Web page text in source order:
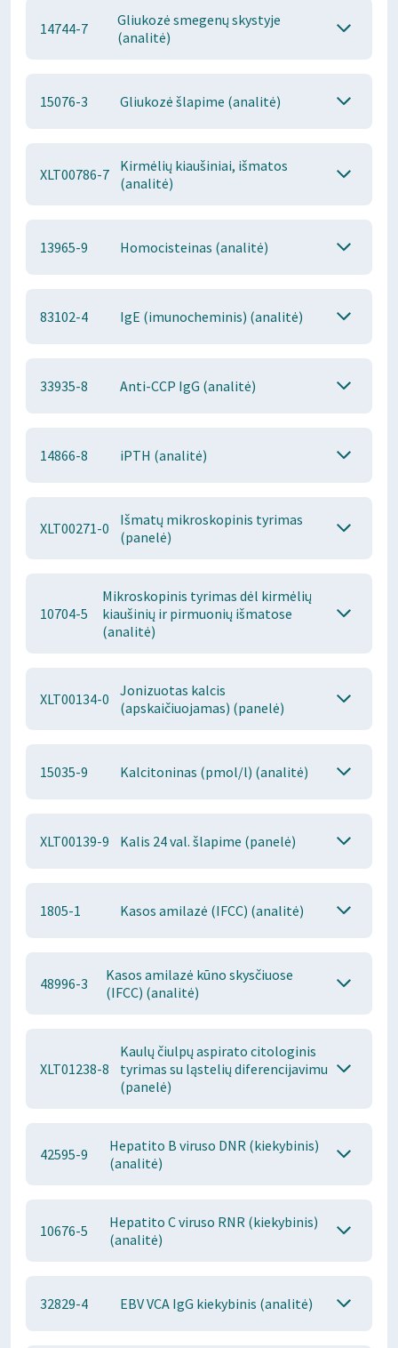
14744-7
Gliukozė smegenų skystyje
(analitė)
15076-3 Gliukozė šlapime (analitė)
XLT00786-7
Kirmėlių kiaušiniai, išmatos
(analitė)
13965-9 Homocisteinas (analitė)
83102-4 IgE (imunocheminis) (analitė)
33935-8 Anti-CCP IgG (analitė)
14866-8 iPTH (analitė)
XLT00271-0
Išmatų mikroskopinis tyrimas
(panelė)
10704-5
Mikroskopinis tyrimas dėl kirmėlių
kiaušinių ir pirmuonių išmatose
(analitė)
XLT00134-0
Jonizuotas kalcis
(apskaičiuojamas) (panelė)
15035-9 Kalcitoninas (pmol/l) (analitė)
XLT00139-9 Kalis 24 val. šlapime (panelė)
1805-1 Kasos amilazė (IFCC) (analitė)
48996-3
Kasos amilazė kūno skysčiuose
(IFCC) (analitė)
XLT01238-8
Kaulų čiulpų aspirato citologinis
tyrimas su ląstelių diferencijavimu
(panelė)
42595-9
Hepatito B viruso DNR (kiekybinis)
(analitė)
10676-5
Hepatito C viruso RNR (kiekybinis)
(analitė)
32829-4 EBV VCA IgG kiekybinis (analitė)